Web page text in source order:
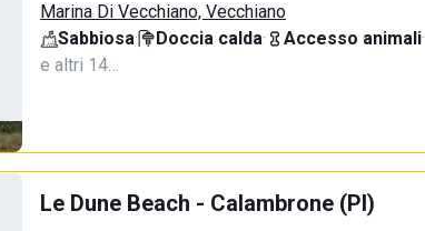
Marina Di Vecchiano, Vecchiano
Sabbiosa· Doccia calda· Accesso animali·
e altri 14…
Le Dune Beach - Calambrone (PI)